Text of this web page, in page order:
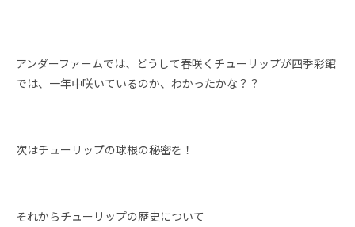
アンダーファームでは、どうして春咲くチューリップが四季彩館
では、一年中咲いているのか、わかったかな？？
次はチューリップの球根の秘密を！
それからチューリップの歴史について